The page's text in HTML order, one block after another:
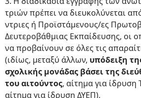
τριών πρέπει να διευκολύνεται
ντριες ή Προϊστάμενους/ες
Δευτεροβάθμιας Εκπαίδευσης, οι
να προβαίνουν σε όλες τις
(ιδίως, μεταξύ άλλων, υπόδειξη
σχολικής μονάδας βάσει της
του αιτούντος, αίτημα για ίδρυση
αίτημα για ίδρυση ΔΥΕΠ).